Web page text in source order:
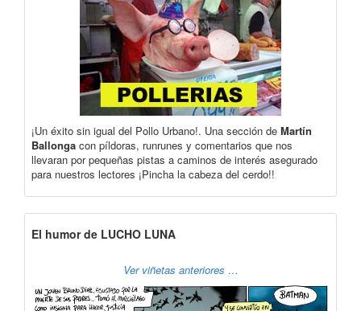
¡Un éxito sin igual del Pollo Urbano!. Una sección de Martín
Ballonga con píldoras, runrunes y comentarios que nos
llevaran por pequeñas pistas a caminos de interés asegurado
para nuestros lectores ¡Pincha la cabeza del cerdo!!
El humor de LUCHO LUNA
Ver viñetas anteriores …